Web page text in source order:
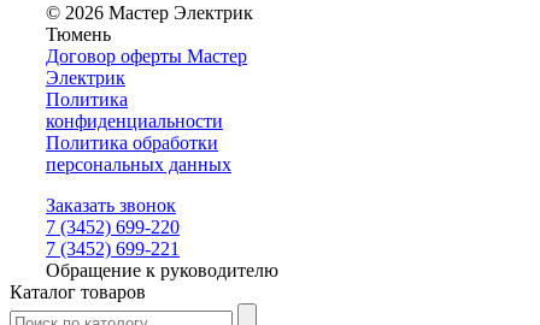
© 2026 Мастер Электрик
Тюмень
Договор оферты Мастер
Электрик
Политика
конфиденциальности
Политика обработки
персональных данных
Заказать звонок
7 (3452) 699-220
7 (3452) 699-221
Обращение к руководителю
Каталог товаров